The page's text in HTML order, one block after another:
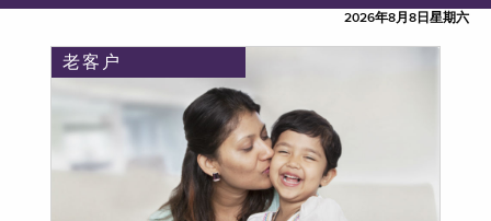
2026年8月8日星期六
老客户